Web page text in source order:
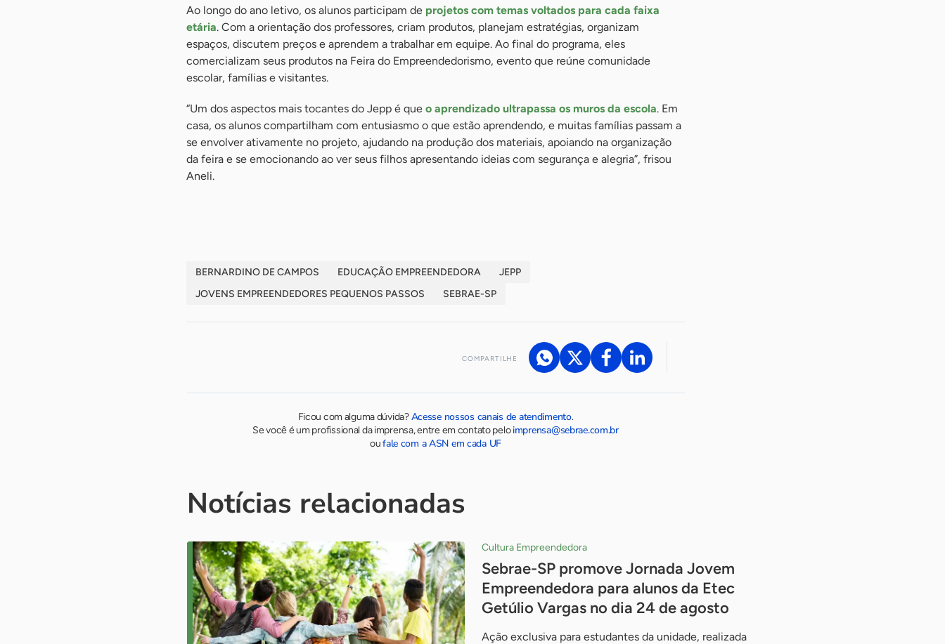
Ao longo do ano letivo, os alunos participam de projetos com temas voltados para cada faixa
etária. Com a orientação dos professores, criam produtos, planejam estratégias, organizam
espaços, discutem preços e aprendem a trabalhar em equipe. Ao final do programa, eles
comercializam seus produtos na Feira do Empreendedorismo, evento que reúne comunidade
escolar, famílias e visitantes.
“Um dos aspectos mais tocantes do Jepp é que o aprendizado ultrapassa os muros da escola. Em
casa, os alunos compartilham com entusiasmo o que estão aprendendo, e muitas famílias passam a
se envolver ativamente no projeto, ajudando na produção dos materiais, apoiando na organização
da feira e se emocionando ao ver seus filhos apresentando ideias com segurança e alegria”, frisou
Aneli.
BERNARDINO DE CAMPOS EDUCAÇÃO EMPREENDEDORA
JEPP
JOVENS EMPREENDEDORES PEQUENOS PASSOS
SEBRAE-SP
COMPARTILHE
Ficou com alguma dúvida?Acesse nossos canais de atendimento.
Se você é um profissional da imprensa, entre em contato peloimprensa@sebrae.com.br
oufale com a ASN em cada UF
Notícias relacionadas
Cultura Empreendedora
Sebrae-SP promove Jornada Jovem
Empreendedora para alunos da Etec
Getúlio Vargas no dia 24 de agosto
Ação exclusiva para estudantes da unidade, realizada